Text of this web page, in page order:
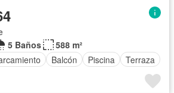
5 Baños
588 m²
Balcón Piscina Terraza